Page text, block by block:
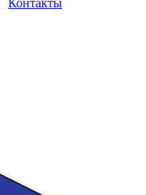
Контакты